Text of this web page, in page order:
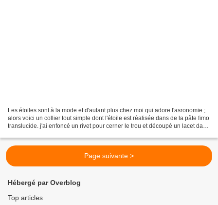
Les étoiles sont à la mode et d'autant plus chez moi qui adore l'asronomie ;
alors voici un collier tout simple dont l'étoile est réalisée dans de la pâte fimo
translucide. j'ai enfoncé un rivet pour cerner le trou et découpé un lacet dans
Page suivante >
Hébergé par Overblog
Top articles